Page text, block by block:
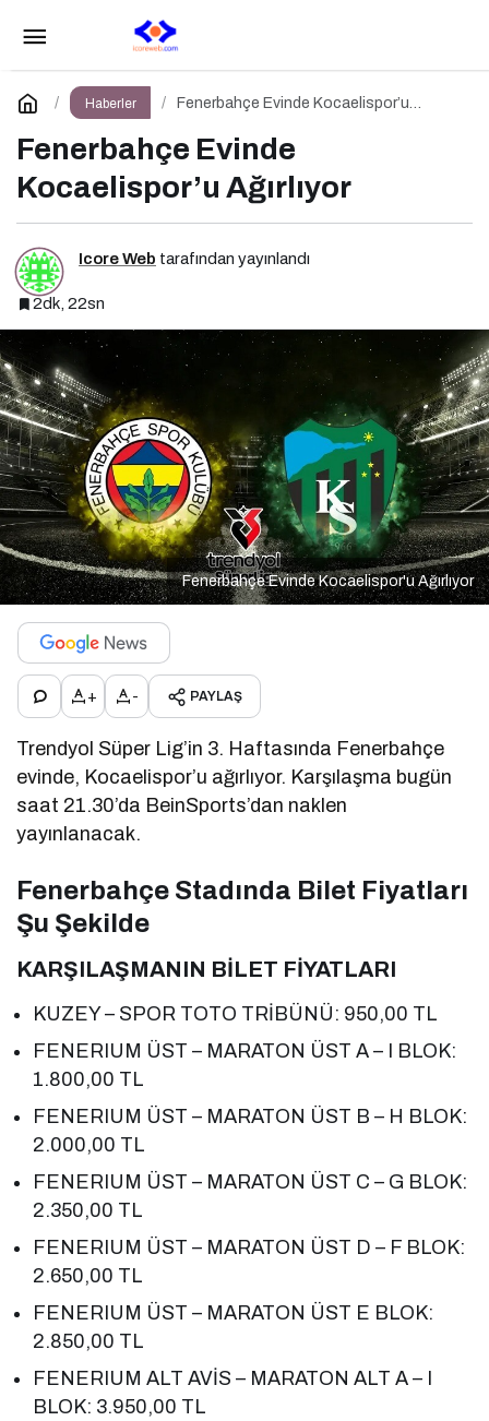
Haberler
Fenerbahçe Evinde Kocaelispor’u
Fenerbahçe Evinde
Kocaelispor’u Ağırlıyor
Icore Web tarafından yayınlandı
2dk, 22sn
Fenerbahçe Evinde Kocaelispor'u Ağırlıyor
+ - PAYLAŞ
Trendyol Süper Lig’in 3. Haftasında Fenerbahçe
evinde, Kocaelispor’u ağırlıyor. Karşılaşma bugün
saat 21.30’da BeinSports’dan naklen
yayınlanacak.
Fenerbahçe Stadında Bilet Fiyatları
Şu Şekilde
KARŞILAŞMANIN BİLET FİYATLARI
KUZEY – SPOR TOTO TRİBÜNÜ: 950,00 TL
FENERIUM ÜST – MARATON ÜST A – I BLOK:
1.800,00 TL
FENERIUM ÜST – MARATON ÜST B – H BLOK:
2.000,00 TL
FENERIUM ÜST – MARATON ÜST C – G BLOK:
2.350,00 TL
FENERIUM ÜST – MARATON ÜST D – F BLOK:
2.650,00 TL
FENERIUM ÜST – MARATON ÜST E BLOK:
2.850,00 TL
FENERIUM ALT AVİS – MARATON ALT A – I
BLOK: 3.950,00 TL
Temsilcimiz Fenerbahçe Turu Portekiz’e
Bıraktı
Yorum Yap